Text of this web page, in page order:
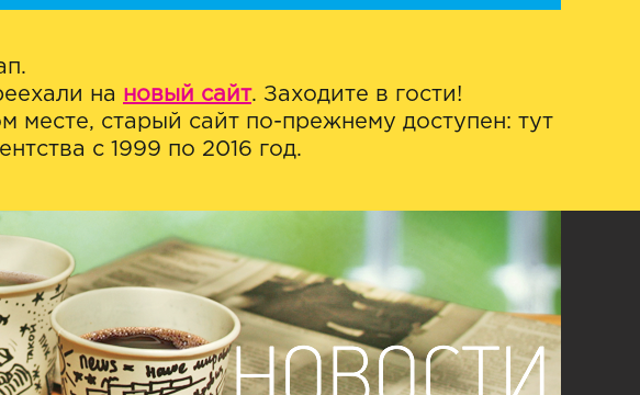
на новый сайт. Заходите в гости!
месте, старый сайт по-прежнему доступен: тут
с 1999 по 2016 год.